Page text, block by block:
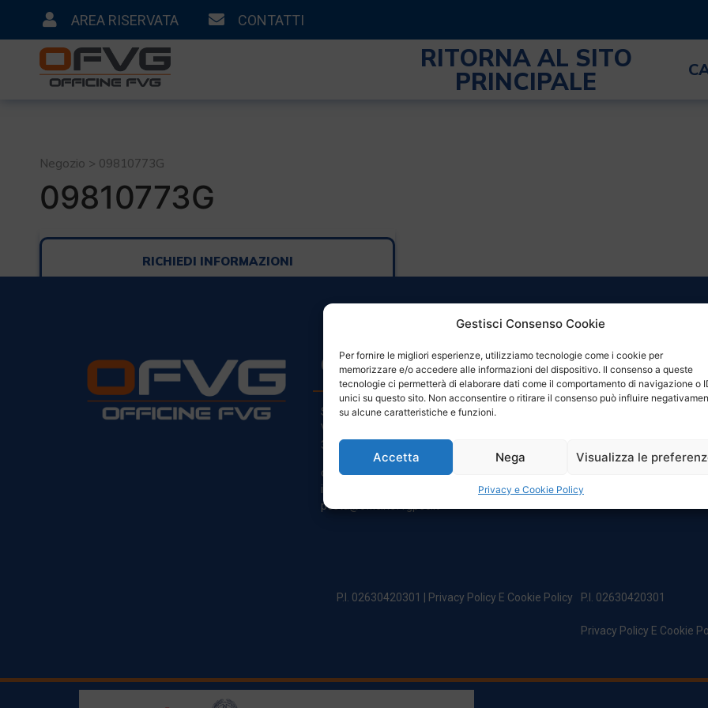
Gestisci Consenso Cookie
Per fornire le migliori esperienze, utilizziamo tecnologie come i cookie per
memorizzare e/o accedere alle informazioni del dispositivo. Il consenso a queste
tecnologie ci permetterà di elaborare dati come il comportamento di navigazione o
unici su questo sito. Non acconsentire o ritirare il consenso può influire
su alcune caratteristiche e funzioni.
Accetta Nega Visualizza le
Privacy e Cookie Policy
AREA RISERVATA CONTATTI
RITORNA AL SITO
PRINCIPALE
Negozio > 09810773G
09810773G
RICHIEDI INFORMAZIONI
CONTATTI
Sede Legale:
Via Principe Di Udine 144
33030 Campoformido (Ud)
clienti@officinefvg.it
info@officinefvg.it
posta@officinefvgpec.It
ORARI
Domenica: Chiuso
P.I. 02630420301 | Privacy Policy E Cookie Policy P.I. 02630420301
Privacy Policy E Cookie